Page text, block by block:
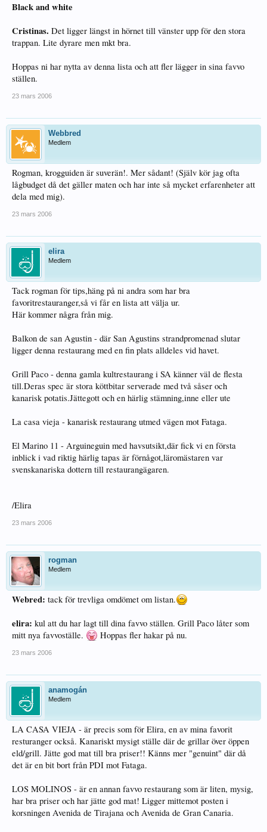
Black and white
Cristinas. Det ligger längst in hörnet till vänster upp för den stora
trappan. Lite dyrare men mkt bra.
Hoppas ni har nytta av denna lista och att fler lägger in sina favvo
ställen.
23 mars 2006
Webbred
Medlem
Rogman, krogguiden är suverän!. Mer sådant! (Själv kör jag ofta
lågbudget då det gäller maten och har inte så mycket erfarenheter att
dela med mig).
23 mars 2006
elira
Medlem
Tack rogman för tips,häng på ni andra som har bra
favoritrestauranger,så vi får en lista att välja ur.
Här kommer några från mig.
Balkon de san Agustin - där San Agustins strandpromenad slutar
ligger denna restaurang med en fin plats alldeles vid havet.
Grill Paco - denna gamla kultrestaurang i SA känner väl de flesta
till.Deras spec är stora köttbitar serverade med två såser och
kanarisk potatis.Jättegott och en härlig stämning,inne eller ute
La casa vieja - kanarisk restaurang utmed vägen mot Fataga.
El Marino 11 - Arguineguin med havsutsikt,där fick vi en första
inblick i vad riktig härlig tapas är förnågot,läromästaren var
svenskanariska dottern till restaurangägaren.
/Elira
23 mars 2006
rogman
Medlem
Webred: tack för trevliga omdömet om listan.
elira: kul att du har lagt till dina favvo ställen. Grill Paco låter som
mitt nya favvoställe.
Hoppas fler hakar på nu.
23 mars 2006
anamogán
Medlem
LA CASA VIEJA - är precis som för Elira, en av mina favorit
resturanger också. Kanariskt mysigt ställe där de grillar över öppen
eld/grill. Jätte god mat till bra priser!! Känns mer "genuint" där då
det är en bit bort från PDI mot Fataga.
LOS MOLINOS - är en annan favvo restaurang som är liten, mysig,
har bra priser och har jätte god mat! Ligger mittemot posten i
korsningen Avenida de Tirajana och Avenida de Gran Canaria.